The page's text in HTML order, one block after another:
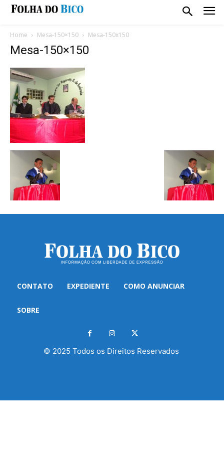
Home Mesa-150×150 Mesa-150x150
Mesa-150×150
CONTATO EXPEDIENTE COMO ANUNCIAR
SOBRE
© 2025 Todos os Direitos Reservados